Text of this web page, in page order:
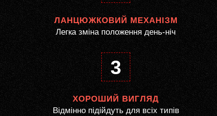
ЛАНЦЮЖКОВИЙ МЕХАНІЗМ
Легка зміна положення день-ніч
3
ХОРОШИЙ ВИГЛЯД
Відмінно підійдуть для всіх типів